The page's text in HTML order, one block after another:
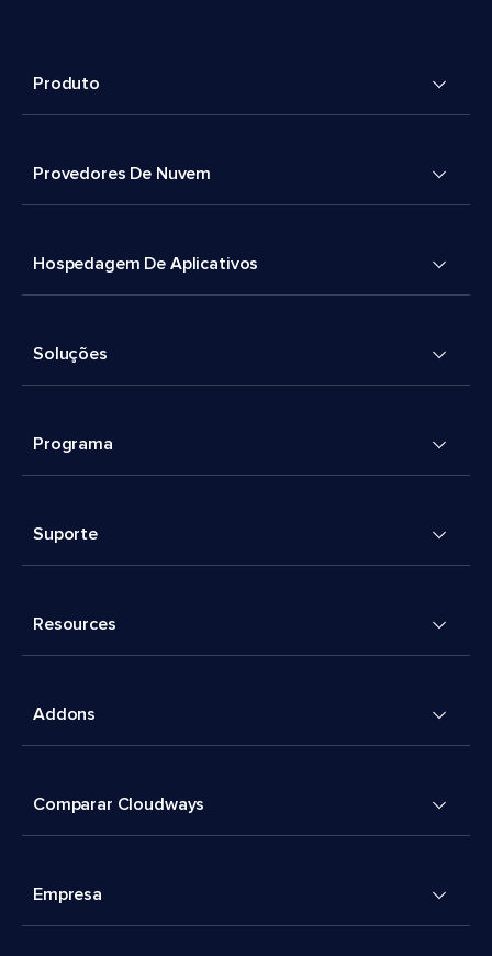
Produto
Provedores De Nuvem
Hospedagem De Aplicativos
Soluções
Programa
Suporte
Resources
Addons
Comparar Cloudways
Empresa